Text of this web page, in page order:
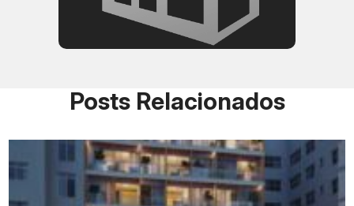
Tipologia
Área privativa
Up gardens
31 m² a 56 m²
Posts Relacionados